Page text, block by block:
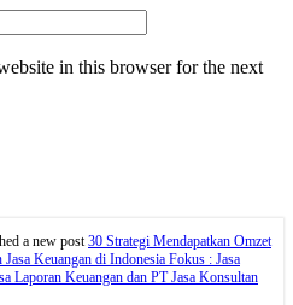
in this browser for the next
a new post 30 Strategi Mendapatkan Omzet
Jasa Keuangan di Indonesia Fokus : Jasa
Laporan Keuangan dan PT Jasa Konsultan